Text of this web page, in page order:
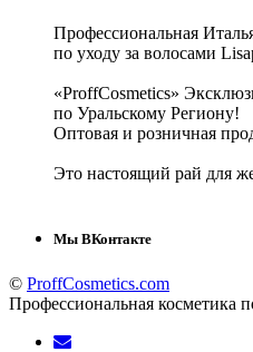
Профессиональная
по уходу за волосами
«ProffCosmetics»
по Уральскому Региону!
Оптовая и розничная
Это настоящий рай для
Мы ВКонтакте
© ProffCosmetics.com
Профессиональная косметика